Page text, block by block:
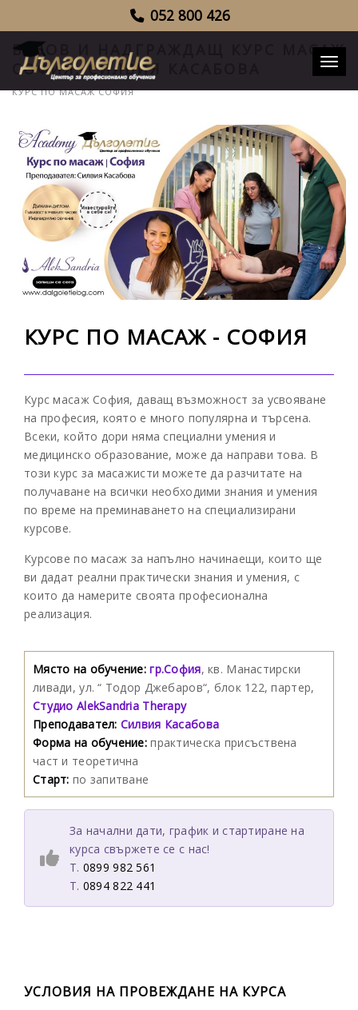
052 800 426
БАЗОВ И НАДГРАЖДАЩ КУРС МАСАЖ
СОФИЯ, СИЛВИЯ КАСАБОВА
КУРС ПО МАСАЖ СОФИЯ
КУРС ПО МАСАЖ - СОФИЯ
Курс масаж София, даващ възможност за усвояване
на професия, която е много популярна и търсена.
Всеки, който дори няма специални умения и
медицинско образование, може да направи това. В
този курс за масажисти можете да разчитате на
получаване на всички необходими знания и умения
по време на преминаването на специализирани
курсове.
Курсове по масаж за напълно начинаещи, които ще
ви дадат реални практически знания и умения, с
които да намерите своята професионална
реализация.
Място на обучение:гр.София, кв. Манастирски
ливади, ул. “ Тодор Джебаров“, блок 122, партер,
Студио AlekSandria Therapy
Преподавател: Силвия Касабова
Форма на обучение:практическа присъствена
част и теоретична
Старт: по запитване
За начални дати, график и стартиране на
курса свържете се с нас!
T. 0899 982 561
T. 0894 822 441
УСЛОВИЯ НА ПРОВЕЖДАНЕ НА КУРСА